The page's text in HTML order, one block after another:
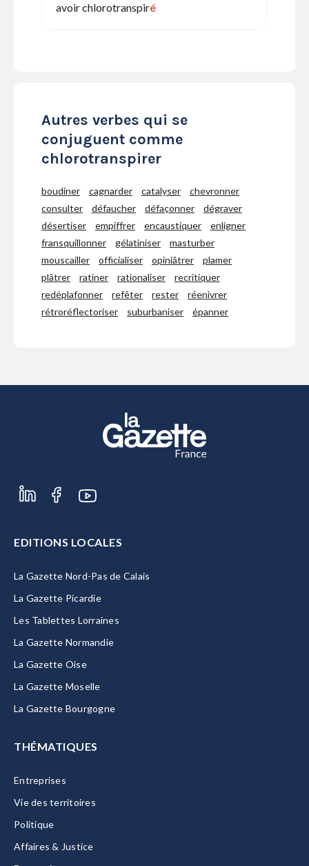
avoir chlorotranspiré
Autres verbes qui se
conjuguent comme
chlorotranspirer
boudiner cagnarder catalyser
chevronner
consulter
défaucher défaçonner
dégraver
désertiser
empiffrer encaustiquer
enligner
fransquillonner
gélatiniser
masturber
mouscailler
officialiser opiniâtrer
plamer
plâtrer
ratiner rationaliser
recritiquer
redéplafonner
refêter rester
réenivrer
rétroréflectoriser
suburbaniser épanner
EDITIONS LOCALES
La Gazette Nord-Pas de Calais
La Gazette Picardie
Les Tablettes Lorraines
La Gazette Normandie
La Gazette Oise
La Gazette Moselle
La Gazette Bourgogne
THÉMATIQUES
Entreprises
Vie des territoires
Politique
Affaires & Justice